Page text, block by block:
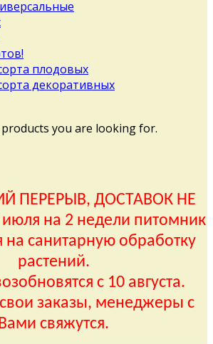
плодовых
декоративных
you are looking for.
ПЕРЕРЫВ, ДОСТАВОК НЕ
на 2 недели питомник
на санитарную обработку
растений.
с 10 августа.
заказы, менеджеры с
свяжутся.